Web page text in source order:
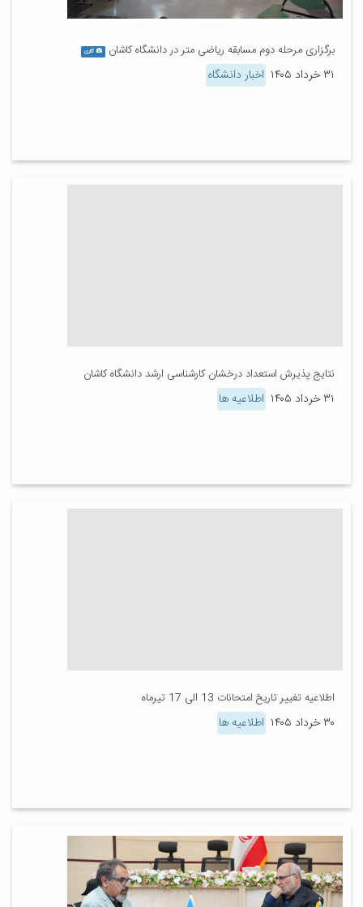
برگزاری مرحله دوم مسابقه ریاضی متر در دانشگاه کاشان گالری
۳۱ خرداد ۱۴۰۵ اخبار دانشگاه
نتایج پذیرش استعداد درخشان کارشناسی ارشد دانشگاه کاشان
۳۱ خرداد ۱۴۰۵ اطلاعیه ها
اطلاعیه تغییر تاریخ امتحانات 13 الی 17 تیرماه
۳۰ خرداد ۱۴۰۵ اطلاعیه ها